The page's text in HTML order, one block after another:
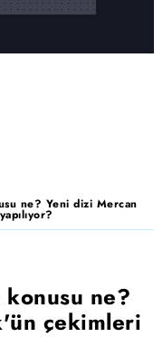
ne? Yeni dizi Mercan
ne?
çekimleri